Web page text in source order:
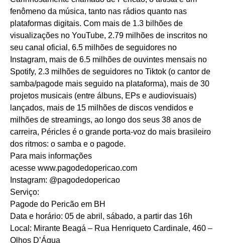
fenômeno da música, tanto nas rádios quanto nas
plataformas digitais. Com mais de 1.3 bilhões de
visualizações no YouTube, 2.79 milhões de inscritos no
seu canal oficial, 6.5 milhões de seguidores no
Instagram, mais de 6.5 milhões de ouvintes mensais no
Spotify, 2.3 milhões de seguidores no Tiktok (o cantor de
samba/pagode mais seguido na plataforma), mais de 30
projetos musicais (entre álbuns, EPs e audiovisuais)
lançados, mais de 15 milhões de discos vendidos e
milhões de streamings, ao longo dos seus 38 anos de
carreira, Péricles é o grande porta-voz do mais brasileiro
dos ritmos: o samba e o pagode.
Para mais informações
acesse www.pagodedopericao.com
Instagram: @pagodedopericao
Serviço:
Pagode do Pericão em BH
Data e horário: 05 de abril, sábado, a partir das 16h
Local: Mirante Beagá – Rua Henriqueto Cardinale, 460 –
Olhos D’Água